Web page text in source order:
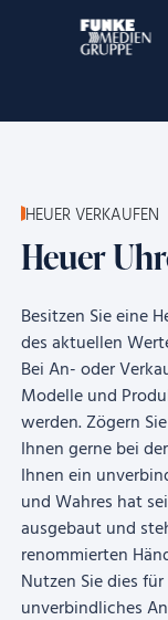
HEUER VERKAUFEN
Heuer
Besitzen Sie eine
des aktuellen
Bei An- oder
Modelle und
werden. Zögern
Ihnen gerne bei
Ihnen ein
und Wahres hat
ausgebaut und
renommierten
Nutzen Sie dies
unverbindliches